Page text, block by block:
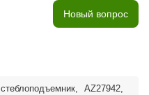
Новый вопрос
стеблоподъемник, AZ27942,